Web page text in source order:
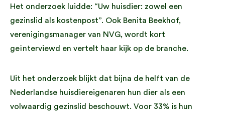
Het onderzoek luidde: “Uw huisdier: zowel een
gezinslid als kostenpost”. Ook Benita Beekhof,
verenigingsmanager van NVG, wordt kort
geïnterviewd en vertelt haar kijk op de branche.
Uit het onderzoek blijkt dat bijna de helft van de
Nederlandse huisdiereigenaren hun dier als een
volwaardig gezinslid beschouwt. Voor 33% is hun